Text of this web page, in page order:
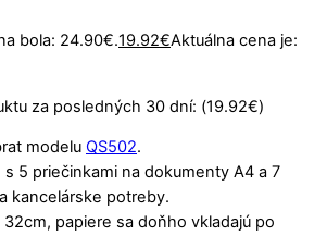
bola: 24.90€.19.92€Aktuálna cena je:
za posledných 30 dní: (19.92€)
modelu QS502.
5 priečinkami na dokumenty A4 a 7
kancelárske potreby.
papiere sa doňho vkladajú po